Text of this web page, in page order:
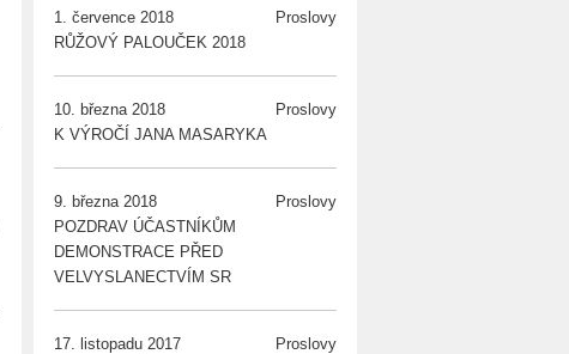
1. července 2018
Proslovy
RŮŽOVÝ PALOUČEK 2018
10. března 2018
Proslovy
K VÝROČÍ JANA MASARYKA
9. března 2018
Proslovy
POZDRAV ÚČASTNÍKŮM
DEMONSTRACE PŘED
VELVYSLANECTVÍM SR
17. listopadu 2017
Proslovy